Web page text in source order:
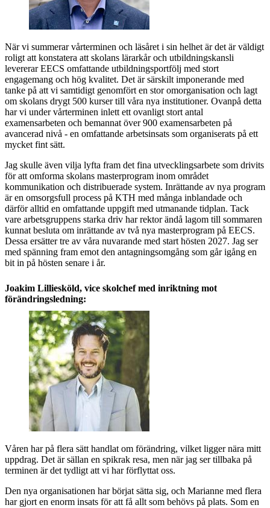
När vi summerar vårterminen och läsåret i sin helhet är det är väldigt
roligt att konstatera att skolans lärarkår och utbildningskansli
levererar EECS omfattande utbildningsportfölj med stort
engagemang och hög kvalitet. Det är särskilt imponerande med
tanke på att vi samtidigt genomfört en stor omorganisation och lagt
om skolans drygt 500 kurser till våra nya institutioner. Ovanpå detta
har vi under vårterminen inlett ett ovanligt stort antal
examensarbeten och bemannat över 900 examensarbeten på
avancerad nivå - en omfattande arbetsinsats som organiserats på ett
mycket fint sätt.
Jag skulle även vilja lyfta fram det fina utvecklingsarbete som drivits
för att omforma skolans masterprogram inom området
kommunikation och distribuerade system. Inrättande av nya program
är en omsorgsfull process på KTH med många inblandade och
därför alltid en omfattande uppgift med utmanande tidplan. Tack
vare arbetsgruppens starka driv har rektor ändå lagom till sommaren
kunnat besluta om inrättande av två nya masterprogram på EECS.
Dessa ersätter tre av våra nuvarande med start hösten 2027. Jag ser
med spänning fram emot den antagningsomgång som går igång en
bit in på hösten senare i år.
Joakim Lilliesköld, vice skolchef med inriktning mot
förändringsledning:
Våren har på flera sätt handlat om förändring, vilket ligger nära mitt
uppdrag. Det är sällan en spikrak resa, men när jag ser tillbaka på
terminen är det tydligt att vi har förflyttat oss.
Den nya organisationen har börjat sätta sig, och Marianne med flera
har gjort en enorm insats för att få allt som behövs på plats. Som en